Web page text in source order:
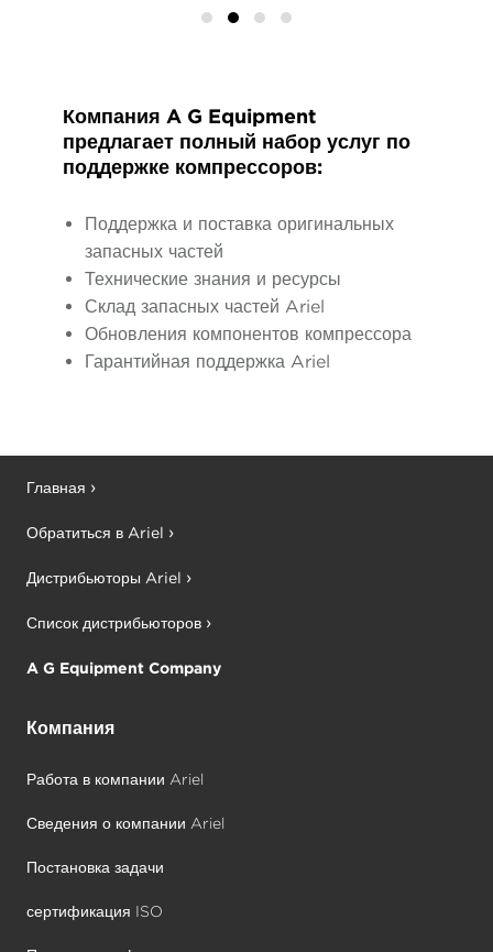
Компания A G Equipment
предлагает полный набор услуг по
поддержке компрессоров:
Поддержка и поставка оригинальных
запасных частей
Технические знания и ресурсы
Склад запасных частей Ariel
Обновления компонентов компрессора
Гарантийная поддержка Ariel
Главная
Обратиться в Ariel
Дистрибьюторы Ariel
Список дистрибьюторов
A G Equipment Company
Компания
Работа в компании Ariel
Сведения о компании Ariel
Постановка задачи
сертификация ISO